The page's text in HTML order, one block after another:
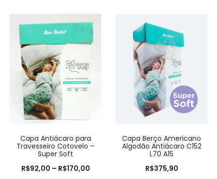
Capa Antiácaro para
Travesseiro Cotovelo –
Super Soft
R$92,00 – R$170,00
Capa Berço Americano
Algodão Antiácaro C152
L70 A15
R$375,90